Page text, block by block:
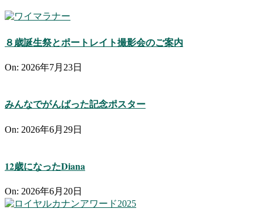
８歳誕生祭とポートレイト撮影会のご案内
On: 2026年7月23日
みんなでがんばった記念ポスター
On: 2026年6月29日
12歳になったDiana
On: 2026年6月20日